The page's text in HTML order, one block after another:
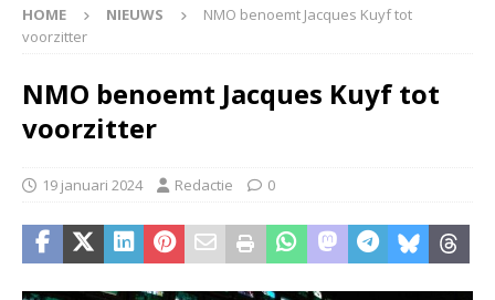
HOME NIEUWS
NMO benoemt Jacques Kuyf tot
voorzitter
NMO benoemt Jacques Kuyf tot
voorzitter
19 januari 2024 Redactie 0